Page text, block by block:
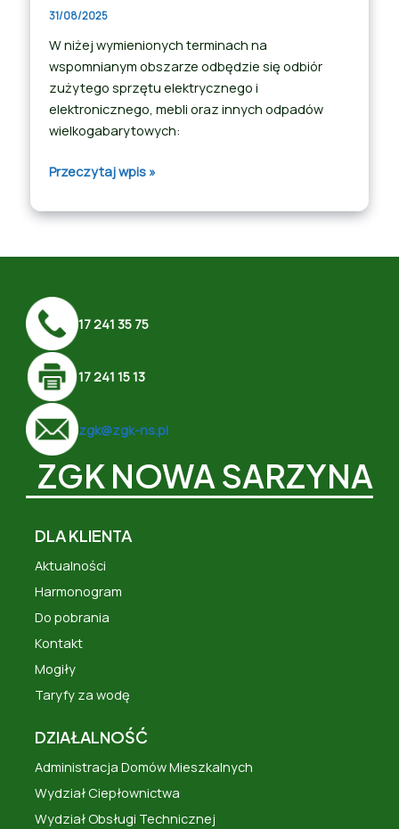
31/08/2025
W niżej wymienionych terminach na
wspomnianym obszarze odbędzie się odbiór
zużytego sprzętu elektrycznego i
elektronicznego, mebli oraz innych odpadów
wielkogabarytowych:
Przeczytaj wpis »
17 241 35 75
17 241 15 13
zgk@zgk-ns.pl
ZGK NOWA SARZYNA
DLA KLIENTA
Aktualności
Harmonogram
Do pobrania
Kontakt
Mogiły
Taryfy za wodę
DZIAŁALNOŚĆ
Administracja Domów Mieszkalnych
Wydział Ciepłownictwa
Wydział Obsługi Technicznej